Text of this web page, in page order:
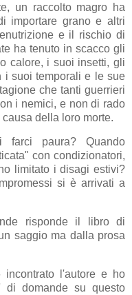
un raccolto magro ha
importare grano e altri
e il rischio di
ha tenuto in scacco gli
calore, i suoi insetti, gli
i suoi temporali e le sue
che tanti guerrieri
i nemici, e non di rado
della loro morte.
farci paura? Quando
con condizionatori,
limitato i disagi estivi?
si è arrivati a
risponde il libro di
saggio ma dalla prosa
l'autore e ho
domande su questo